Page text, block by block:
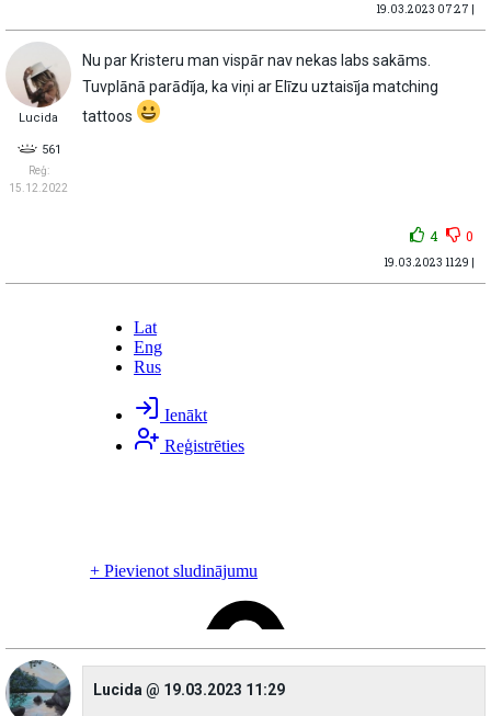
19.03.2023 07:27 |
Lucida
561
Reģ:
15.12.2022
Nu par Kristeru man vispār nav nekas labs sakāms.
Tuvplānā parādīja, ka viņi ar Elīzu uztaisīja matching
tattoos
4 0
19.03.2023 11:29 |
Lucida @ 19.03.2023 11:29